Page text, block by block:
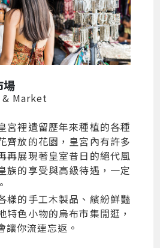
場
Market
宮裡遺留歷年來種植的各種
齊放的花園，皇宮內有許多
再展現著皇室昔日的絕代風
族的享受與高級待遇，一定
樣的手工木製品、繽紛鮮豔
特色小物的烏布市集閒逛，
讓你流連忘返。